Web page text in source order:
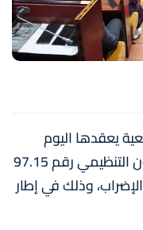
يعقدها اليوم
الأربعاء، بالأغلبية، على مشروع القانون التنظيمي رقم 97.15
وذلك في إطار